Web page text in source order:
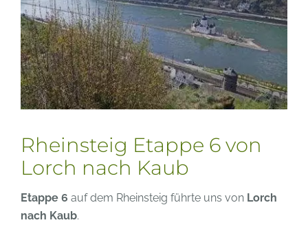
Rheinsteig Etappe 6 von
Lorch nach Kaub
Etappe 6 auf dem Rheinsteig führte uns von Lorch
nach Kaub.